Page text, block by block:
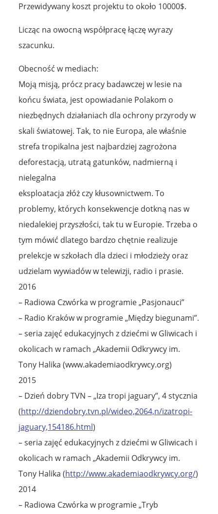
Przewidywany koszt projektu to około 10000$.
Licząc na owocną współpracę łączę wyrazy
szacunku.
Obecność w mediach:
Moją misją, prócz pracy badawczej w lesie na
końcu świata, jest opowiadanie Polakom o
niezbędnych działaniach dla ochrony przyrody w
skali światowej. Tak, to nie Europa, ale właśnie
strefa tropikalna jest najbardziej zagrożona
deforestacją, utratą gatunków, nadmierną i
nielegalna
eksploatacja złóż czy kłusownictwem. To
problemy, których konsekwencje dotkną nas w
niedalekiej przyszłości, tak tu w Europie. Trzeba o
tym mówić dlatego bardzo chętnie realizuje
prelekcje w szkołach dla dzieci i młodzieży oraz
udzielam wywiadów w telewizji, radio i prasie.
2016
– Radiowa Czwórka w programie „Pasjonauci”
– Radio Kraków w programie „Między biegunami”.
– seria zajęć edukacyjnych z dziećmi w Gliwicach i
okolicach w ramach „Akademii Odkrywcy im.
Tony Halika (www.akademiaodkrywcy.org)
2015
– Dzień dobry TVN – „Iza tropi jaguary”, 4 stycznia
(http://dziendobry.tvn.pl/wideo,2064,n/izatropi-
jaguary,154186.html)
– seria zajęć edukacyjnych z dziećmi w Gliwicach i
okolicach w ramach „Akademii Odkrywcy im.
Tony Halika (http://www.akademiaodkrywcy.org/)
2014
– Radiowa Czwórka w programie „Tryb